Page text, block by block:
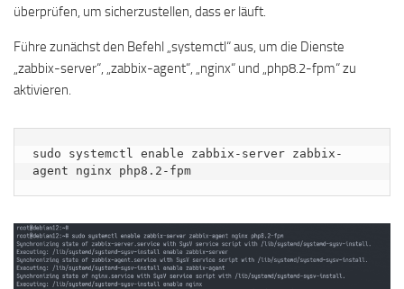
überprüfen, um sicherzustellen, dass er läuft.
Führe zunächst den Befehl „systemctl“ aus, um die Dienste
„zabbix-server“, „zabbix-agent“, „nginx“ und „php8.2-fpm“ zu
aktivieren.
sudo systemctl enable zabbix-server zabbix-
agent nginx php8.2-fpm